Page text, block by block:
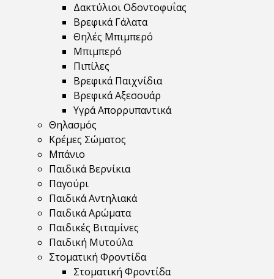
Δακτύλιοι Οδοντοφυΐας
Βρεφικά Γάλατα
Θηλές Μπιμπερό
Μπιμπερό
Πιπίλες
Βρεφικά Παιχνίδια
Βρεφικά Αξεσουάρ
Υγρά Απορρυπαντικά
Θηλασμός
Κρέμες Σώματος
Μπάνιο
Παιδικά Βερνίκια
Παγούρι
Παιδικά Αντηλιακά
Παιδικά Αρώματα
Παιδικές Βιταμίνες
Παιδική Μυτούλα
Στοματική Φροντίδα
Στοματική Φροντίδα